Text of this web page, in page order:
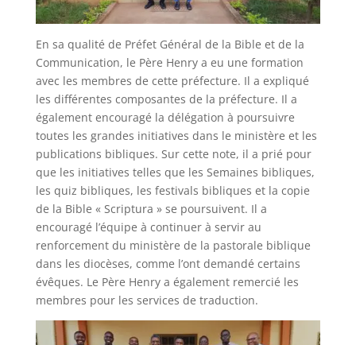
En sa qualité de Préfet Général de la Bible et de la
Communication, le Père Henry a eu une formation
avec les membres de cette préfecture. Il a expliqué
les différentes composantes de la préfecture. Il a
également encouragé la délégation à poursuivre
toutes les grandes initiatives dans le ministère et les
publications bibliques. Sur cette note, il a prié pour
que les initiatives telles que les Semaines bibliques,
les quiz bibliques, les festivals bibliques et la copie
de la Bible « Scriptura » se poursuivent. Il a
encouragé l’équipe à continuer à servir au
renforcement du ministère de la pastorale biblique
dans les diocèses, comme l’ont demandé certains
évêques. Le Père Henry a également remercié les
membres pour les services de traduction.